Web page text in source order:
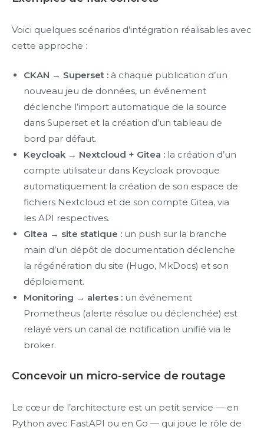
Voici quelques scénarios d’intégration réalisables avec
cette approche :
CKAN → Superset : à chaque publication d’un
nouveau jeu de données, un événement
déclenche l’import automatique de la source
dans Superset et la création d’un tableau de
bord par défaut.
Keycloak → Nextcloud + Gitea : la création d’un
compte utilisateur dans Keycloak provoque
automatiquement la création de son espace de
fichiers Nextcloud et de son compte Gitea, via
les API respectives.
Gitea → site statique : un push sur la branche
main d’un dépôt de documentation déclenche
la régénération du site (Hugo, MkDocs) et son
déploiement.
Monitoring → alertes : un événement
Prometheus (alerte résolue ou déclenchée) est
relayé vers un canal de notification unifié via le
broker.
Concevoir un micro-service de routage
Le cœur de l’architecture est un petit service — en
Python avec FastAPI ou en Go — qui joue le rôle de